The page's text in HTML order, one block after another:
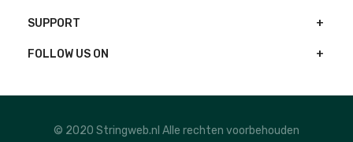
SUPPORT
FOLLOW US ON
© 2020 Stringweb.nl Alle rechten voorbehouden